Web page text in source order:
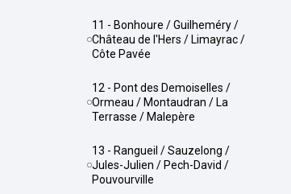
11 - Bonhoure / Guilheméry /
Château de l'Hers / Limayrac /
Côte Pavée
12 - Pont des Demoiselles /
Ormeau / Montaudran / La
Terrasse / Malepère
13 - Rangueil / Sauzelong /
Jules-Julien / Pech-David /
Pouvourville